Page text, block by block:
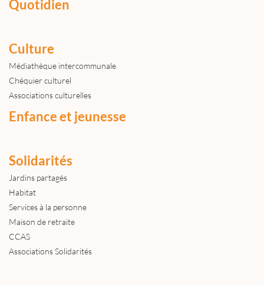
Quotidien
Culture
Médiathèque intercommunale
Chéquier culturel
Associations culturelles
Enfance et jeunesse
Solidarités
Jardins partagés
Habitat
Services à la personne
Maison de retraite
CCAS
Associations Solidarités